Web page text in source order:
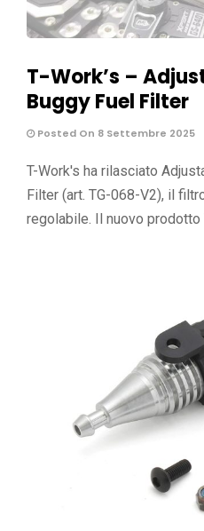
T-Work’s –
Buggy Fuel Filter
Posted On 8 Settembre 2025
T-Work's ha rilasciato
Filter (art. TG-068-V2), il
regolabile. Il nuovo prodotto